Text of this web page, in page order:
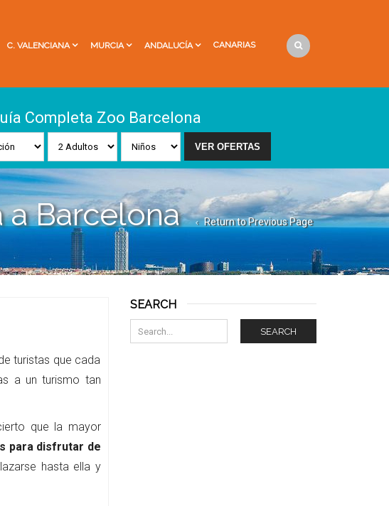
C. VALENCIANA MURCIA ANDALUCÍA CANARIAS
Completa Zoo Barcelona
a Barcelona Return to Previous Page
turistas que cada
a un turismo tan
que la mayor
para disfrutar de
hasta ella y
SEARCH
SEARCH